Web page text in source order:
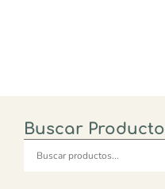
Buscar Producto